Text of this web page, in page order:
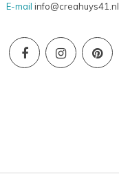
E-mail info@creahuys41.nl